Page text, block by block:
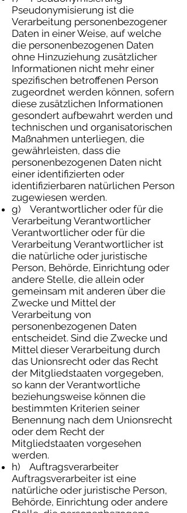
Pseudonymisierung ist die
Verarbeitung personenbezogener
Daten in einer Weise, auf welche
die personenbezogenen Daten
ohne Hinzuziehung zusätzlicher
Informationen nicht mehr einer
spezifischen betroffenen Person
zugeordnet werden können, sofern
diese zusätzlichen Informationen
gesondert aufbewahrt werden und
technischen und organisatorischen
Maßnahmen unterliegen, die
gewährleisten, dass die
personenbezogenen Daten nicht
einer identifizierten oder
identifizierbaren natürlichen Person
zugewiesen werden.
g) Verantwortlicher oder für die
Verarbeitung Verantwortlicher
Verantwortlicher oder für die
Verarbeitung Verantwortlicher ist
die natürliche oder juristische
Person, Behörde, Einrichtung oder
andere Stelle, die allein oder
gemeinsam mit anderen über die
Zwecke und Mittel der
Verarbeitung von
personenbezogenen Daten
entscheidet. Sind die Zwecke und
Mittel dieser Verarbeitung durch
das Unionsrecht oder das Recht
der Mitgliedstaaten vorgegeben,
so kann der Verantwortliche
beziehungsweise können die
bestimmten Kriterien seiner
Benennung nach dem Unionsrecht
oder dem Recht der
Mitgliedstaaten vorgesehen
werden.
h) Auftragsverarbeiter
Auftragsverarbeiter ist eine
natürliche oder juristische Person,
Behörde, Einrichtung oder andere